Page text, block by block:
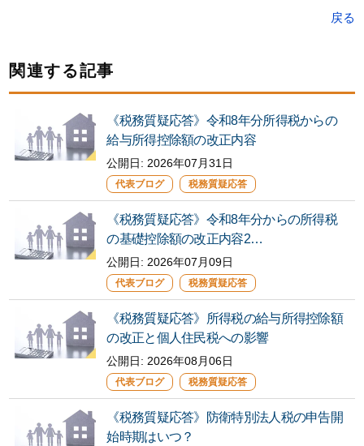
戻る
関連する記事
《税務質疑応答》令和8年分所得税からの
給与所得控除額の改正内容
公開日: 2026年07月31日
代表ブログ 税務質疑応答
《税務質疑応答》令和8年分からの所得税
の基礎控除額の改正内容2…
公開日:2026年07月09日
代表ブログ 税務質疑応答
《税務質疑応答》所得税の給与所得控除額
の改正と個人住民税への影響
公開日:2026年08月06日
代表ブログ 税務質疑応答
《税務質疑応答》防衛特別法人税の申告開
始時期はいつ？